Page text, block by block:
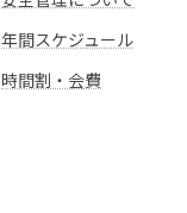
年間スケジュール
時間割・会費